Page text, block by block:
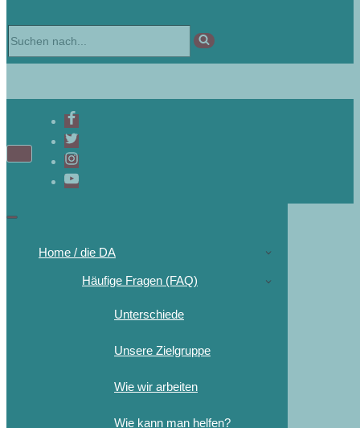
Home / die DA
Häufige Fragen (FAQ)
Unterschiede
Unsere Zielgruppe
Wie wir arbeiten
Wie kann man helfen?